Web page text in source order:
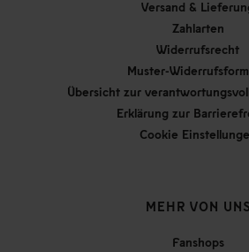
Versand &
Zahlarten
Widerrufsrecht
Muster-
Übersicht zur
Erklärung zur
Cookie
MEHR VON UNS
Fanshops